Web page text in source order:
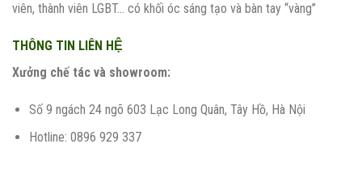
viên, thành viên LGBT… có khối óc sáng tạo và bàn tay “vàng”
THÔNG TIN LIÊN HỆ
Xưởng chế tác và showroom:
Số 9 ngách 24 ngõ 603 Lạc Long Quân, Tây Hồ, Hà Nội
Hotline: 0896 929 337